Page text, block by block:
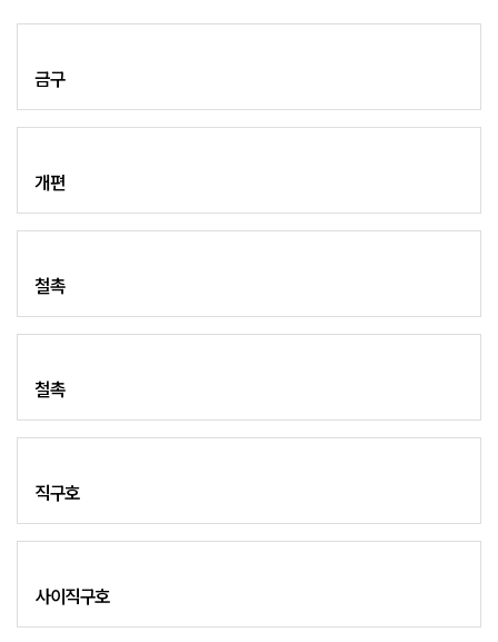
금구
개편
철촉
철촉
직구호
사이직구호